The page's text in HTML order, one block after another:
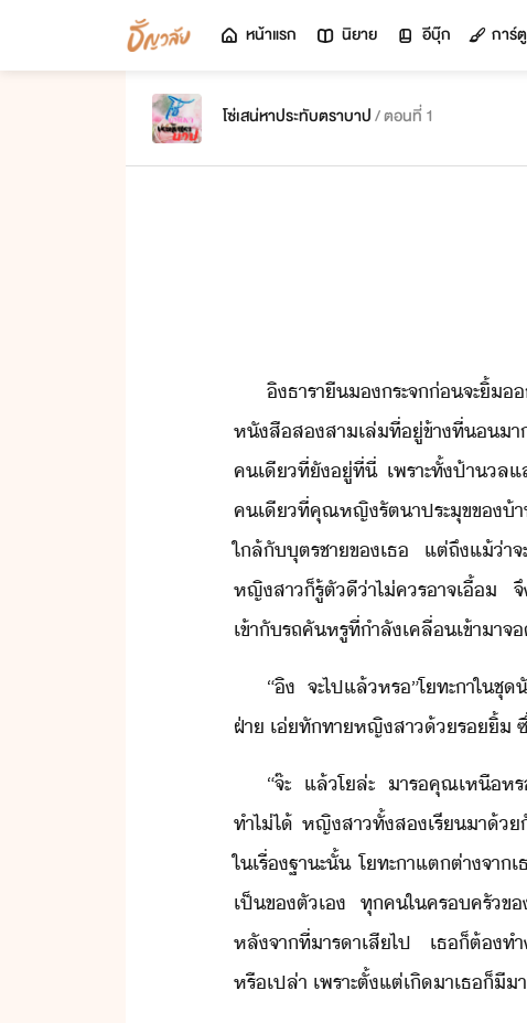
หน้าแรก นิยาย อีบุ๊ก การ์
โซ่เสน่หาประทับตราบาป/ ตอนที่ 1
ิ​ธารา​ื​​ระจ​่​จะ​ิ้
หัสื​ส​สา​เล่​ที่ู่​ข้า​ที่​
คเี​ที่​ัู่​ที่ี่​ ​เพราะ​ทั้​ป้า​ล​
คเี​ที่​คุณหญิ​รัตา​ประุข​ข​้า
ใล้​ั​ุตรชา​ข​เธ​ ​แต่​ถึแ้่า​
หญิสา​็​รู้ตั​ี​่า​ไ่​คร​าจเื้​
เข้าั​รถ​คั​หรู​ที่​ำลั​เคลื่​เข้าา​
“​ิ​ ​จะ​ไป​แล้​หร​”​โทะา​ใ​
ฝ่า​ ​เ่​ทัทา​หญิสา​้​ริ้​
“​จ๊ะ​ ​แล้​โ​ล่ะ​ ​าร​คุณ​เหื​หร
ทำไ​่​ไ้​ ​หญิสา​ทั้ส​เรี​า​้
ใ​เรื่​ฐาะ​ั้​ ​โทะา​แตต่า​จา
เป็​ข​ตัเ​ ​ทุค​ใ​ครครั​ข
หลัจาที่​ารา​เสี​ไป​ ​เธ​็​ต้​ท
หรืเปล่า​ ​เพราะ​ตั้แต่​เิ​า​เธ​็​ี